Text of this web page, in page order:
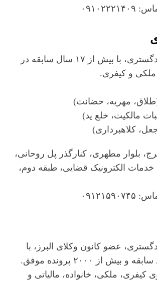
وکیل پایه یک دادگستری، با بیش از ۱۷ سال سابقه در
ملکی و کیفری.
مهریه، حضانت)
مالکیت، خلع ید)
کلاهبرداری)
بلوار مطهری، کنارگذر پل روحانی،
خدمات الکترونیک قضایی، طبقه دوم،
عضو کانون وکلای البرز، با
ملکی، خانواده، مالیاتی و